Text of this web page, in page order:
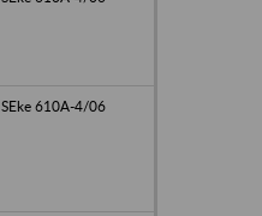
SEke 610A-4/06